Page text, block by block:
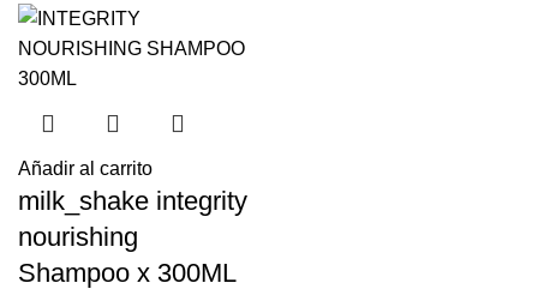
Añadir al carrito
milk_shake integrity
nourishing
Shampoo x 300ML